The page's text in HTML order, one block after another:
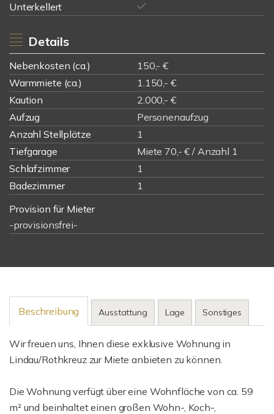
Unterkellert
Details
Nebenkosten (ca.)
150,- €
Warmmiete (ca.)
1.150,- €
Kaution
2.000,- €
Aufzug
Personenaufzug
Anzahl Stellplätze
1
Tiefgarage
Miete 70,- € / Anzahl 1
Schlafzimmer
1
Badezimmer
1
Provision für Mieter
-provisionsfrei-
Beschreibung Ausstattung Lage Sonstiges
Wir freuen uns, Ihnen diese exklusive Wohnung in
Lindau/Rothkreuz zur Miete anbieten zu können.
Die Wohnung verfügt über eine Wohnfläche von ca. 59
m² und beinhaltet einen großen Wohn-, Koch-,